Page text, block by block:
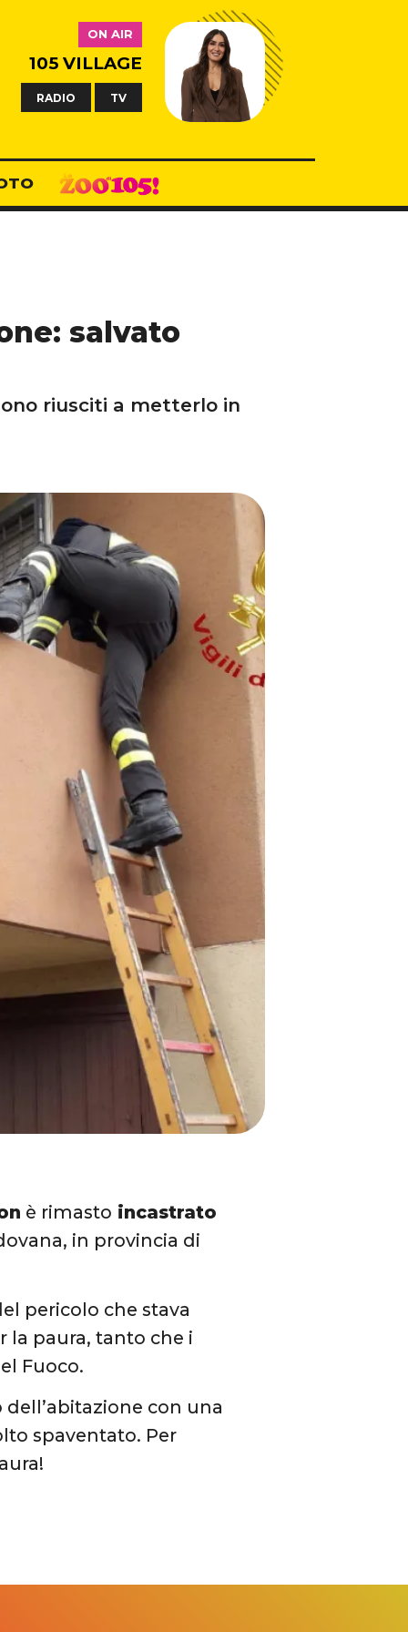
ON AIR
105 VILLAGE
RADIO TV
salvato
riusciti a metterlo in
è rimasto incastrato
in provincia di
pericolo che stava
la paura, tanto che i
Fuoco.
con una
spaventato. Per